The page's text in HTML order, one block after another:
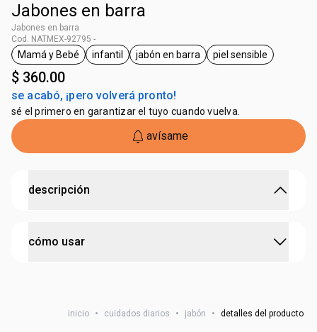
Jabones en barra
Jabones en barra
Cod. NATMEX-92795 -
etiqueta Mamá y Bebé
Mamá y Bebé
etiqueta infantil
infantil
etiqueta jabón en barra
jabón en barra
etiqueta piel
piel sensible
$ 360.00
se acabó, ¡pero volverá pronto!
sé el primero en garantizar el tuyo cuando vuelva.
avísame
descripción
• probado dermatológicamente
• 96% de ingredientes naturales
cómo usar
húmedo del bebé con movimientos delicados. enjuaga
inicio • cuidados diarios • jabón • detalles del producto